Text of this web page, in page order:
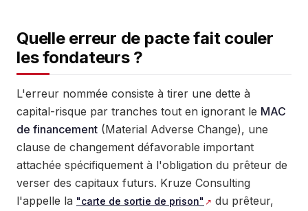
Quelle erreur de pacte fait couler
les fondateurs ?
L'erreur nommée consiste à tirer une dette à
capital-risque par tranches tout en ignorant le MAC
de financement (Material Adverse Change), une
clause de changement défavorable important
attachée spécifiquement à l'obligation du prêteur de
verser des capitaux futurs. Kruze Consulting
l'appelle la "carte de sortie de prison"
du prêteur,